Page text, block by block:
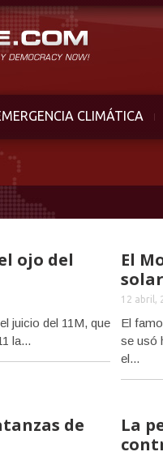
CLIMÁTICA
ojo del
juicio del 11M, que
la...
El
solar
12 abril,
El
se usó
el...
de
La